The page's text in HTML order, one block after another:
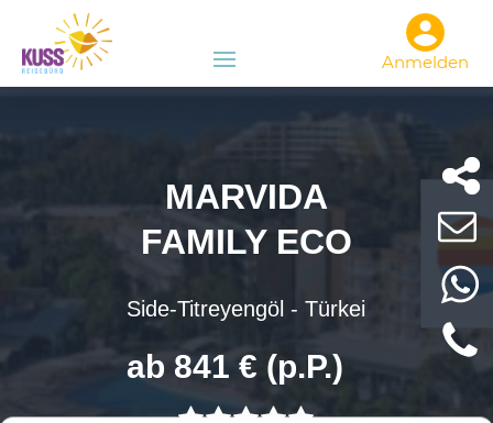
Anmelden
MARVIDA
FAMILY ECO
Side-Titreyengöl - Türkei
ab 841 € (p.P.)